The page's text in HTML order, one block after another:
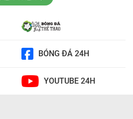
BÓNG ĐÁ 24H
YOUTUBE 24H